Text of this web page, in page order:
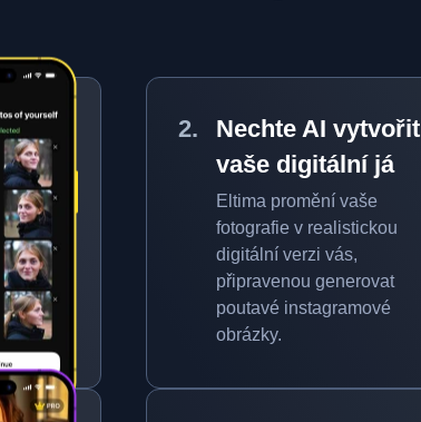
Nechte AI vytvořit
vaše digitální já
Eltima promění vaše
fotografie v realistickou
digitální verzi vás,
připravenou generovat
poutavé instagramové
obrázky.